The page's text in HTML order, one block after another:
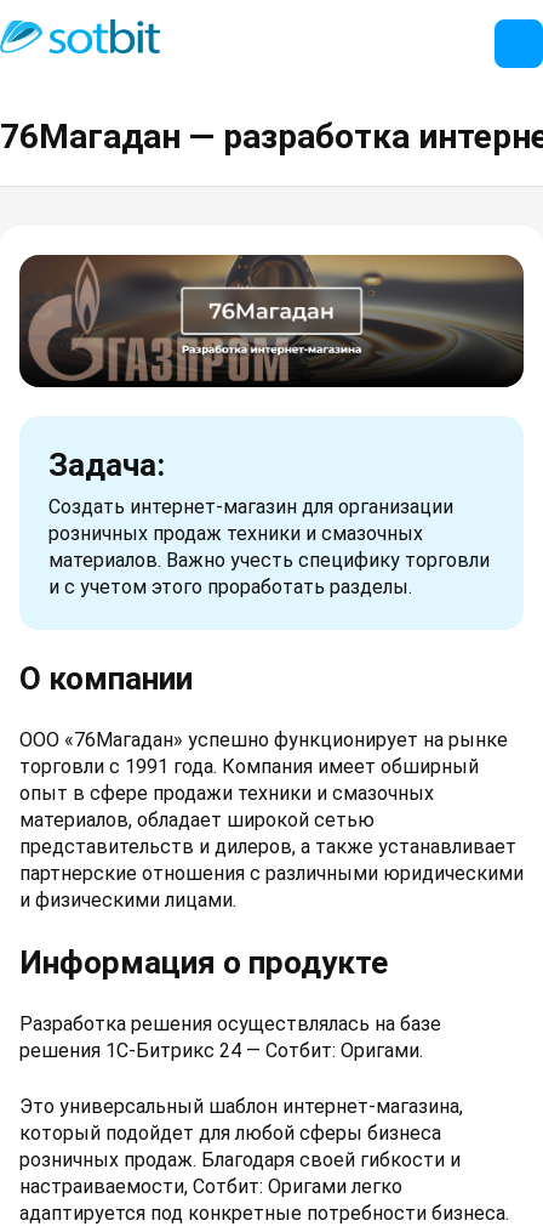
76Магадан — разработка
Задача:
Создать интернет-магазин для организации
розничных продаж техники и смазочных
материалов. Важно учесть специфику торговли
и с учетом этого проработать разделы.
О компании
ООО «76Магадан» успешно функционирует на рынке
торговли с 1991 года. Компания имеет обширный
опыт в сфере продажи техники и смазочных
материалов, обладает широкой сетью
представительств и дилеров, а также устанавливает
партнерские отношения с различными юридическими
и физическими лицами.
Информация о продукте
Разработка решения осуществлялась на базе
решения 1С-Битрикс 24 — Сотбит: Оригами.
Это универсальный шаблон интернет-магазина,
который подойдет для любой сферы бизнеса
розничных продаж. Благодаря своей гибкости и
настраиваемости, Сотбит: Оригами легко
адаптируется под конкретные потребности бизнеса.